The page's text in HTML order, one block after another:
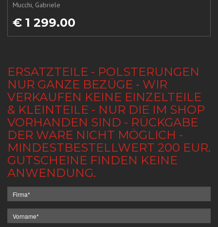
Mucchi, Gabriele
€ 1 299.00
ERSATZTEILE - POLSTERUNGEN
NUR GANZE BEZÜGE - WIR
VERKAUFEN KEINE EINZELTEILE
& KLEINTEILE - NUR DIE IM SHOP
VORHANDEN SIND - RÜCKGABE
DER WARE NICHT MÖGLICH -
MINDESTBESTELLWERT 200 EUR.
GUTSCHEINE FINDEN KEINE
ANWENDUNG.